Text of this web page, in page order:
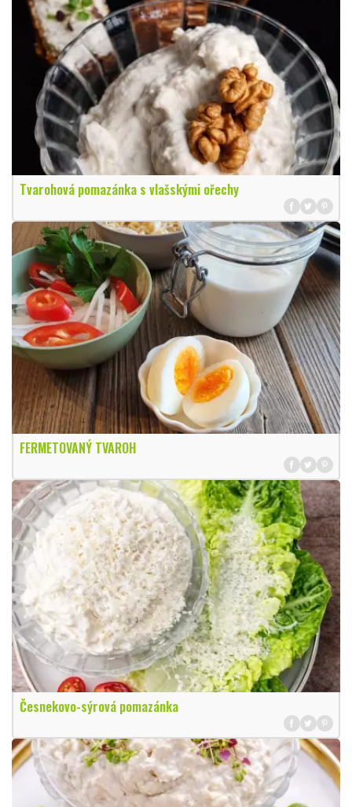
Tvarohová pomazánka s vlašskými ořechy
FERMETOVANÝ TVAROH
Česnekovo-sýrová pomazánka